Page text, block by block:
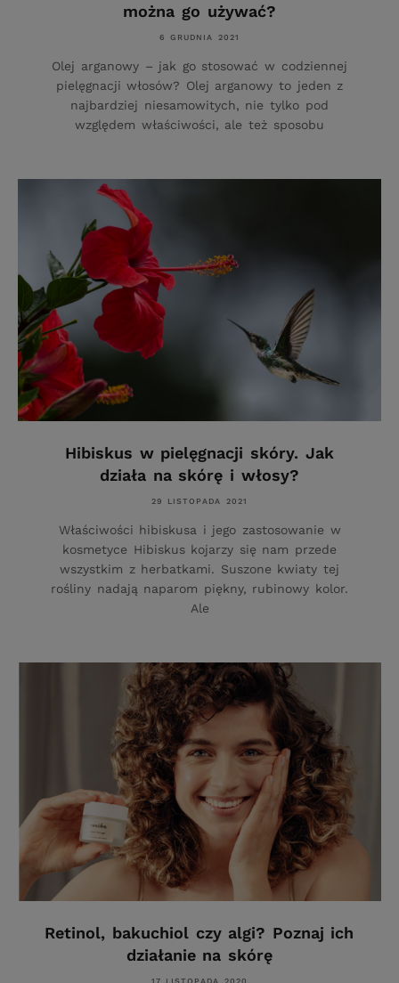
można go używać?
6 GRUDNIA 2021
Olej arganowy – jak go stosować w codziennej
pielęgnacji włosów? Olej arganowy to jeden z
najbardziej niesamowitych, nie tylko pod
względem właściwości, ale też sposobu
Hibiskus w pielęgnacji skóry. Jak
działa na skórę i włosy?
29 LISTOPADA 2021
Właściwości hibiskusa i jego zastosowanie w
kosmetyce Hibiskus kojarzy się nam przede
wszystkim z herbatkami. Suszone kwiaty tej
rośliny nadają naparom piękny, rubinowy kolor.
Ale
Retinol, bakuchiol czy algi? Poznaj ich
działanie na skórę